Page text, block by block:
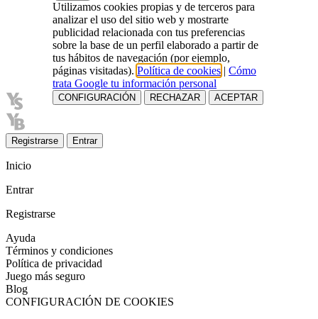
Registrarse Entrar
Inicio
Entrar
Registrarse
Ayuda
Términos y condiciones
Política de privacidad
Juego más seguro
Blog
CONFIGURACIÓN DE COOKIES
Utilizamos cookies propias y de terceros para
analizar el uso del sitio web y mostrarte
publicidad relacionada con tus preferencias
sobre la base de un perfil elaborado a partir de
tus hábitos de navegación (por ejemplo,
páginas visitadas). Política de cookies | Cómo
trata Google tu información personal
CONFIGURACIÓN RECHAZAR ACEPTAR